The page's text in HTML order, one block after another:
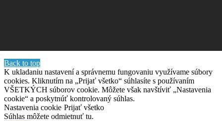
Back to top
K ukladaniu nastavení a správnemu fungovaniu využívame súbory
cookies. Kliknutím na „Prijať všetko“ súhlasíte s používaním
VŠETKÝCH súborov cookie. Môžete však navštíviť „Nastavenia
cookie“ a poskytnúť kontrolovaný súhlas.
Nastavenia cookie Prijať všetko
Súhlas môžete odmietnuť tu.